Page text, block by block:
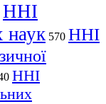
ННІ
наук 570 ННІ
ННІ